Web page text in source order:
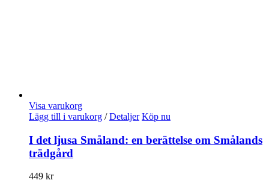
Visa varukorg
Lägg till i varukorg / Detaljer Köp nu
I det ljusa Småland: en berättelse om Smålands
trädgård
449 kr